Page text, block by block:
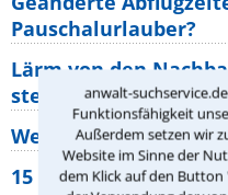
anwalt-
Funktionsfähigkeit
Außerdem setzen wir
Website im Sinne der
dem Klick auf den Button
Pauschalurlauber?
Lärm von den
stehen mir zu?
Wer muss
15 elementare